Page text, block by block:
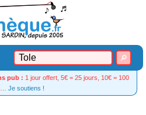
pub : 1 jour offert, 5€ = 25 jours, 10€ = 100
Je soutiens !